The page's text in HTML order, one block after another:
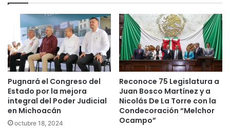
Pugnará el Congreso del
Estado por la mejora
integral del Poder Judicial
en Michoacán
octubre 18, 2024
Reconoce 75 Legislatura a
Juan Bosco Martínez y a
Nicolás De La Torre con la
Condecoración “Melchor
Ocampo”